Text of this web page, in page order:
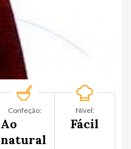
Confeção:
Ao
natural
Nível:
Fácil